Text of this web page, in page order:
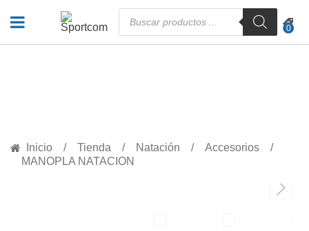
Búsqueda
de
productos
0
Inicio Tienda Natación
Accesorios
MANOPLA NATACION